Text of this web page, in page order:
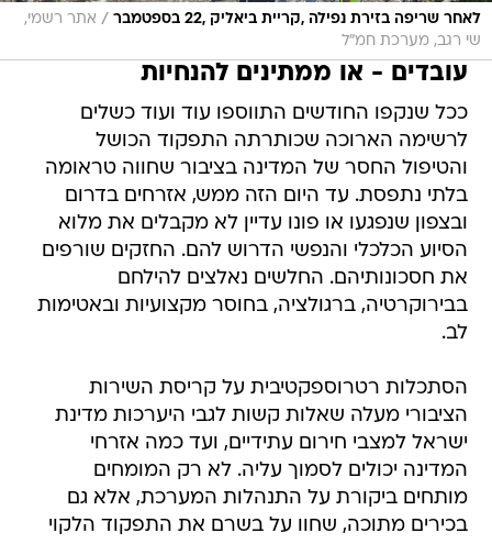
לאחר שריפה בזירת נפילה ,קריית ביאליק ,22 בספטמבר / אתר רשמי,
שי רגב, מערכת חמ״ל
עובדים - או ממתינים להנחיות
ככל שנקפו החודשים התווספו עוד ועוד כשלים
לרשימה הארוכה שכותרתה התפקוד הכושל
והטיפול החסר של המדינה בציבור שחווה טראומה
בלתי נתפסת. עד היום הזה ממש, אזרחים בדרום
ובצפון שנפגעו או פונו עדיין לא מקבלים את מלוא
הסיוע הכלכלי והנפשי הדרוש להם. החזקים שורפים
את חסכונותיהם. החלשים נאלצים להילחם
בבירוקרטיה, ברגולציה, בחוסר מקצועיות ובאטימות
לב.
הסתכלות רטרוספקטיבית על קריסת השירות
הציבורי מעלה שאלות קשות לגבי היערכות מדינת
ישראל למצבי חירום עתידיים, ועד כמה אזרחי
המדינה יכולים לסמוך עליה. לא רק המומחים
מותחים ביקורת על התנהלות המערכת, אלא גם
בכירים מתוכה, שחוו על בשרם את התפקוד הלקוי